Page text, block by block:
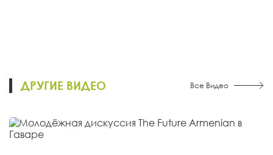
ДРУГИЕ ВИДЕО Все Видео